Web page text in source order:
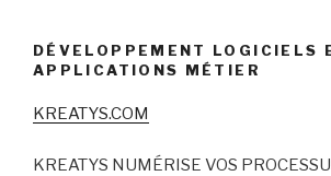
DÉVELOPPEMENT LOGICIELS
APPLICATIONS MÉTIER
KREATYS.COM
KREATYS NUMÉRISE VOS